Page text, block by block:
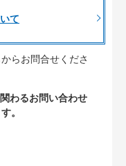
て
らお問合せくださ
わるお問い合わせ
。